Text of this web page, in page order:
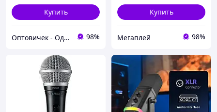
Купить
Оптовичек - Одесса 98%
Купить
Мегаплей 98%